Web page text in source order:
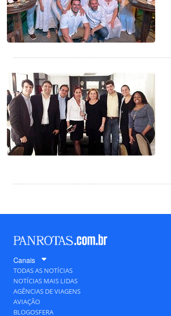
Canais
TODAS AS NOTÍCIAS
NOTÍCIAS MAIS LIDAS
AGÊNCIAS DE VIAGENS
AVIAÇÃO
BLOGOSFERA